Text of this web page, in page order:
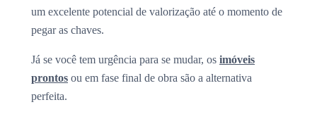
um excelente potencial de valorização até o momento de
pegar as chaves.
Já se você tem urgência para se mudar, os imóveis
prontos ou em fase final de obra são a alternativa
perfeita.